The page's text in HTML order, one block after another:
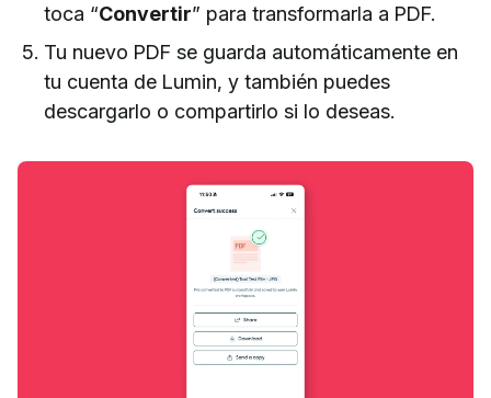
toca “Convertir” para transformarla a PDF.
Tu nuevo PDF se guarda automáticamente en
tu cuenta de Lumin, y también puedes
descargarlo o compartirlo si lo deseas.